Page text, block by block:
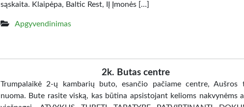
sąskaita. Klaipėpa, Baltic Rest, IĮ Įmonės […]
Apgyvendinimas
2k. Butas centre
Trumpalaikė 2-ų kambarių buto, esančio pačiame centre, Aušros
nuoma. Bute rasite viską, kas būtina apsistojant kelioms nakvynėms